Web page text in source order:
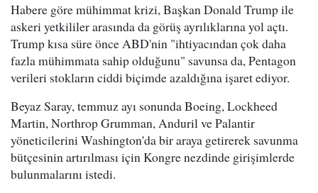
Habere göre mühimmat krizi, Başkan Donald Trump ile
askeri yetkililer arasında da görüş ayrılıklarına yol açtı.
Trump kısa süre önce ABD'nin "ihtiyacından çok daha
fazla mühimmata sahip olduğunu" savunsa da, Pentagon
verileri stokların ciddi biçimde azaldığına işaret ediyor.
Beyaz Saray, temmuz ayı sonunda Boeing, Lockheed
Martin, Northrop Grumman, Anduril ve Palantir
yöneticilerini Washington'da bir araya getirerek savunma
bütçesinin artırılması için Kongre nezdinde girişimlerde
bulunmalarını istedi.